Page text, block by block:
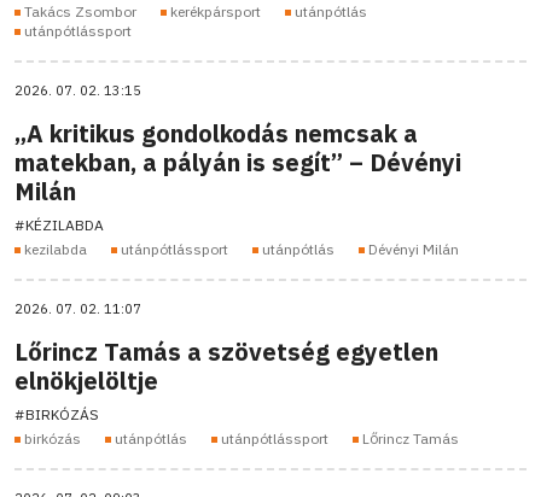
Takács Zsombor
kerékpársport
utánpótlás
utánpótlássport
2026. 07. 02. 13:15
„A kritikus gondolkodás nemcsak a
matekban, a pályán is segít” – Dévényi
Milán
#KÉZILABDA
kezilabda
utánpótlássport utánpótlás Dévényi Milán
2026. 07. 02. 11:07
Lőrincz Tamás a szövetség egyetlen
elnökjelöltje
#BIRKÓZÁS
birkózás
utánpótlás utánpótlássport Lőrincz Tamás